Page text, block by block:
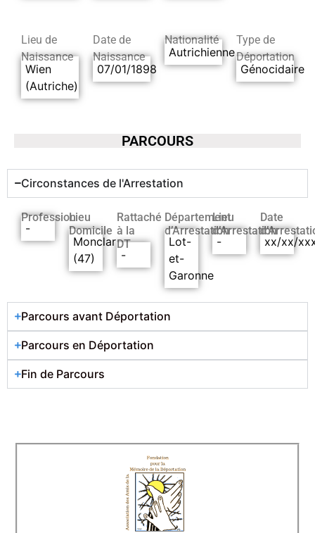
Lieu de
Naissance
Wien
(Autriche)
Date de
Naissance
07/01/1898
Nationalité
Autrichienne
Type de
Déportation
Génocidaire
PARCOURS
Circonstances de l'Arrestation
Profession
-
Lieu
Domicile
Monclar
(47)
Rattaché
à la
DT
-
Département
d’Arrestation
Lot-
et-
Garonne
Lieu
d’Arrestation
-
Date
xx/xx/
Parcours avant Déportation
Parcours en Déportation
Fin de Parcours